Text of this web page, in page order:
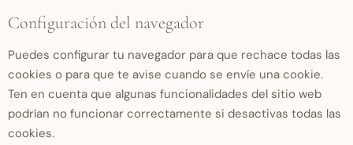
Configuración del navegador
Puedes configurar tu navegador para que rechace todas las
cookies o para que te avise cuando se envíe una cookie.
Ten en cuenta que algunas funcionalidades del sitio web
podrían no funcionar correctamente si desactivas todas las
cookies.